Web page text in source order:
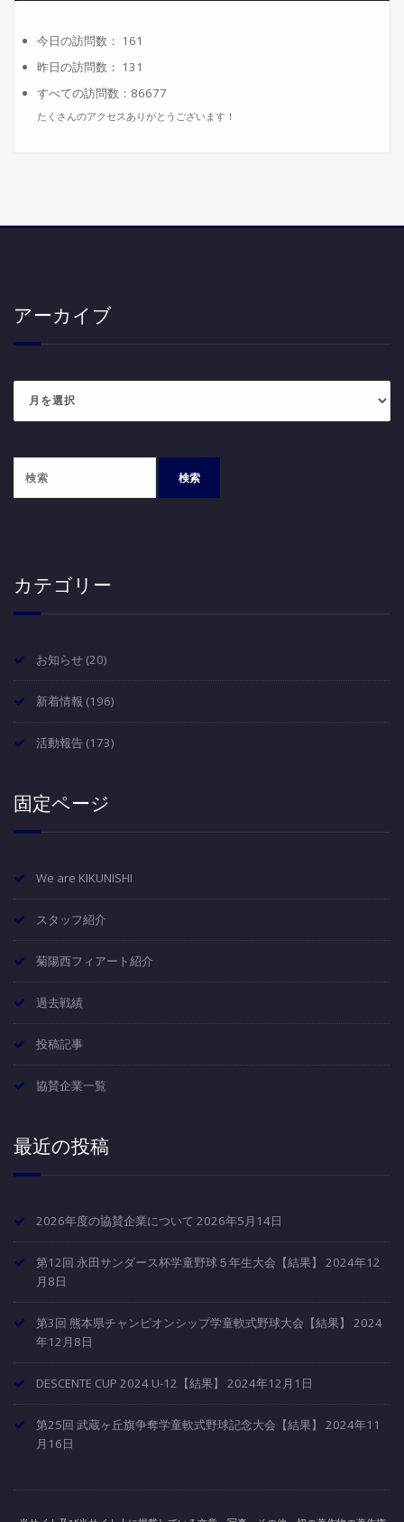
今日の訪問数： 161
昨日の訪問数： 131
すべての訪問数： 86677
たくさんのアクセスありがとうございます！
アーカイブ
カテゴリー
お知らせ (20)
新着情報 (196)
活動報告 (173)
固定ページ
We are KIKUNISHI
スタッフ紹介
菊陽西フィアート紹介
過去戦績
投稿記事
協賛企業一覧
最近の投稿
2026年度の協賛企業について 2026年5月14日
第12回 永田サンダース杯学童野球５年生大会【結果】
2024年12
月8日
第3回 熊本県チャンピオンシップ学童軟式野球大会【結果】
2024
年12月8日
DESCENTE CUP 2024 U-12【結果】 2024年12月1日
第25回 武蔵ヶ丘旗争奪学童軟式野球記念大会【結果】
2024年11
月16日